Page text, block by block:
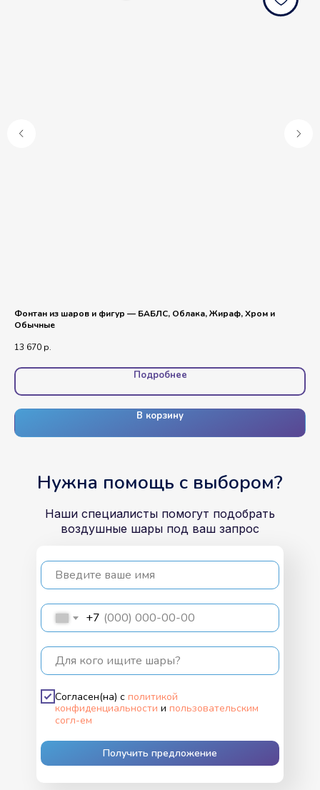
Фонтан из шаров и фигур — БАБЛС, Облака, Жираф, Хром и
Обычные
13 670 р.
Подробнее
В корзину
Наши специалисты помогут подобрать
воздушные шары под ваш запрос
Введите ваше имя
+7
Для кого ищите шары?
Согласен(на) с политикой
конфиденциальности и пользовательским
согл-ем
Получить предложение
Нужна помощь с выбором?